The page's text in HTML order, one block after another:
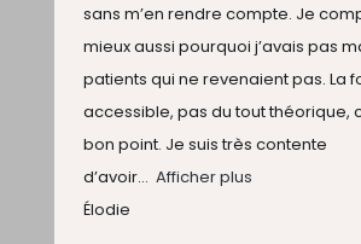
sans m’en rendre compte. Je
mieux aussi pourquoi j’avais pas
patients qui ne revenaient pas. La
accessible, pas du tout théorique,
bon point. Je suis très contente
d’avoir
Afficher plus
Élodie